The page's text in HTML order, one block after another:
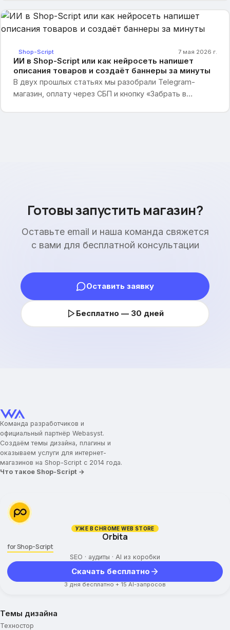
упиралась в архитектуру. Shop-Script меняет правила:
с появлением Headless API магазин превращается в
угодно — и каких угодно.
Shop-Script 7 мая 2026 г.
ИИ в Shop-Script или как нейросеть напишет
описания товаров и создаёт баннеры за минуты
В двух прошлых статьях мы разобрали Telegram-
магазин, оплату через СБП и кнопку «Забрать в
Готовы запустить магазин?
Оставьте email и наша команда свяжется
с вами для бесплатной консультации
Оставить заявку
Бесплатно — 30 дней
Команда разработчиков и
официальный партнёр Webasyst.
Создаём темы дизайна, плагины и
оказываем услуги для интернет-
магазинов на Shop-Script с 2014 года.
Что такое Shop-Script →
УЖЕ В CHROME WEB STORE
Orbita
for Shop-Script
SEO · аудиты · AI из коробки
Скачать бесплатно
3 дня бесплатно + 15 AI-запросов
Темы дизайна
Техностор